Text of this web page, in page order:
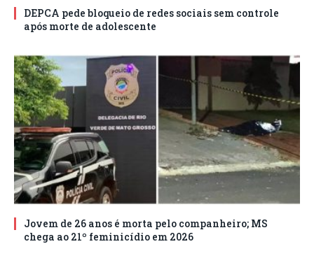
DEPCA pede bloqueio de redes sociais sem controle
após morte de adolescente
Jovem de 26 anos é morta pelo companheiro; MS
chega ao 21º feminicídio em 2026